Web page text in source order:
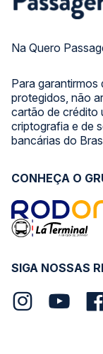
Na Quero
Para garantirmos
protegidos, não
cartão de crédito
criptografia e de
bancárias do
SIGA NOSSAS
CONHEÇA O